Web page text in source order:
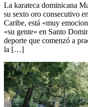
La karateca dominicana
su sexto oro consecutivo
Caribe, está «muy
«su gente» en Santo
deporte que comenzó a
la […]